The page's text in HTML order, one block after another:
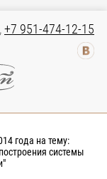
,+7 951-474-12-15
года на тему:
системы